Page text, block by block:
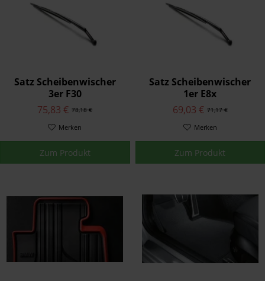
Satz Scheibenwischer
3er F30
78,18 €
75,83 €
Merken
Zum Produkt
Satz Scheibenwischer
1er E8x
71,17 €
69,03 €
Merken
Zum Produkt